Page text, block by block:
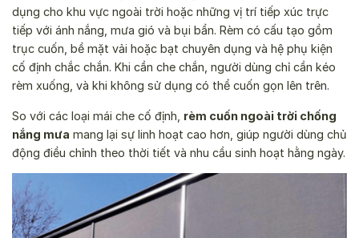
dụng cho khu vực ngoài trời hoặc những vị trí tiếp xúc trực
tiếp với ánh nắng, mưa gió và bụi bẩn. Rèm có cấu tạo gồm
trục cuốn, bề mặt vải hoặc bạt chuyên dụng và hệ phụ kiện
cố định chắc chắn. Khi cần che chắn, người dùng chỉ cần kéo
rèm xuống, và khi không sử dụng có thể cuốn gọn lên trên.
So với các loại mái che cố định, rèm cuốn ngoài trời chống
nắng mưa mang lại sự linh hoạt cao hơn, giúp người dùng chủ
động điều chỉnh theo thời tiết và nhu cầu sinh hoạt hằng ngày.